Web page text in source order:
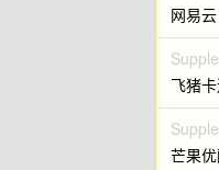
网易
飞猪
芒果